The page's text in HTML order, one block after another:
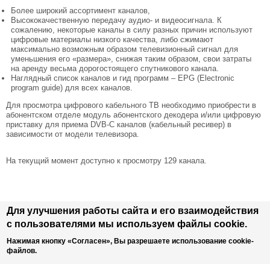
Более широкий ассортимент каналов,
Высококачественную передачу аудио- и видеосигнала. К
сожалению, некоторые каналы в силу разных причин используют
цифровые материалы низкого качества, либо сжимают
максимально возможным образом телевизионный сигнал для
уменьшения его «размера», снижая таким образом, свои затраты
на аренду весьма дорогостоящего спутникового канала.
Наглядный список каналов и гид программ – EPG (Electronic
program guide) для всех каналов.
Для просмотра цифрового кабельного ТВ необходимо приобрести в
абонентском отделе модуль абонентского декодера и/или цифровую
приставку для приема DVB-C каналов (кабельный ресивер) в
зависимости от модели телевизора.
На текущий момент доступно к просмотру 129 канала.
Главное меню
Главная Услуги Тарифы Подключить Оплатить
Настройки
Интернет
Домофон О нас
Для улучшения работы сайта и его взаимодействия
с пользователями мы используем файлы cookie.
Нажимая кнопку «Согласен», Вы разрешаете использование cookie-
файлов.